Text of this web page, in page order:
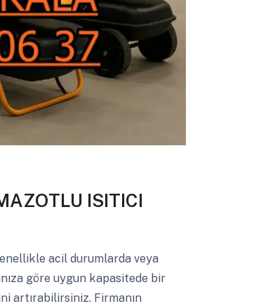
ISITICI
acil durumlarda veya
göre uygun kapasitede bir
artırabilirsiniz. Firmanın